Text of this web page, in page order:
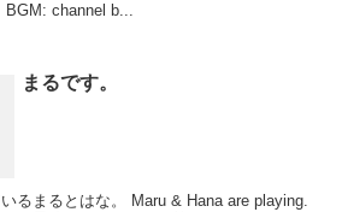
BGM: channel b...
まるです。
るまるとはな。 Maru & Hana are playing.